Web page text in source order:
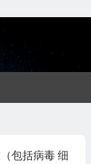
包括病毒 细